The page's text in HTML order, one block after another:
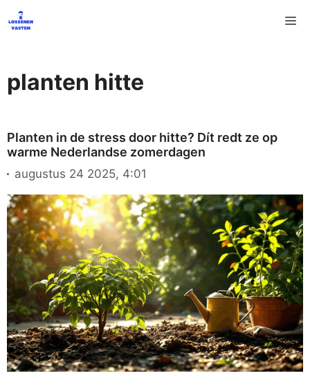
naar
planten hitte
Planten in de stress door hitte? Dít redt ze op
warme Nederlandse zomerdagen
augustus 24 2025, 4:01